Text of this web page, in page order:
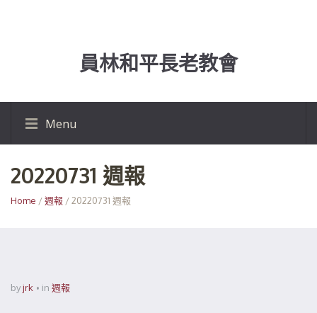
員林和平長老教會
Menu
20220731 週報
Home /週報 / 20220731 週報
byjrk in 週報